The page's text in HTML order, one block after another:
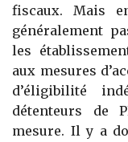
fiscaux. Mais
généralement
les
aux mesures
d’éligibilité
détenteurs de
mesure. Il y a